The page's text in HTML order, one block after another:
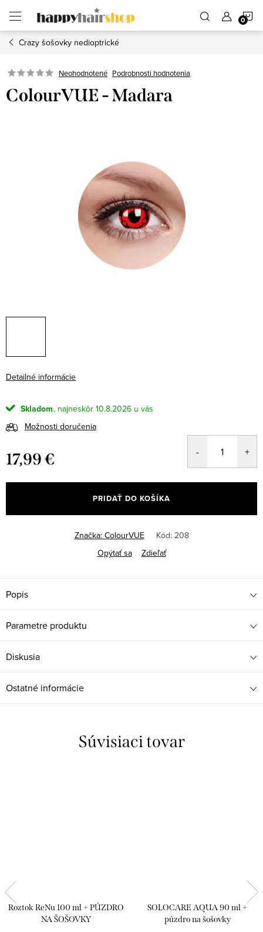
obsah
Crazy šošovky nedioptrické
Neohodnotené Podrobnosti hodnotenia
ColourVUE - Madara
Detailné informácie
Skladom
10.8.2026
Možnosti doručenia
17,99 €
cena:
PRIDAŤ DO KOŠÍKA
Značka: ColourVUE Kód: 208
Opýtať sa
Zdieľať
Popis
Parametre produktu
Diskusia
Ostatné informácie
Súvisiaci tovar
Roztok ReNu 100 ml + PÚZDRO
NA ŠOŠOVKY
SOLOCARE AQUA 90 ml +
púzdro na šošovky